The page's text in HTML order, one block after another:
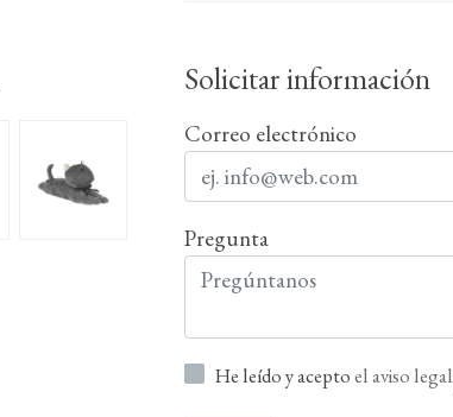
Solicitar información
Correo electrónico
Pregunta
He leído y aceptoel aviso legal